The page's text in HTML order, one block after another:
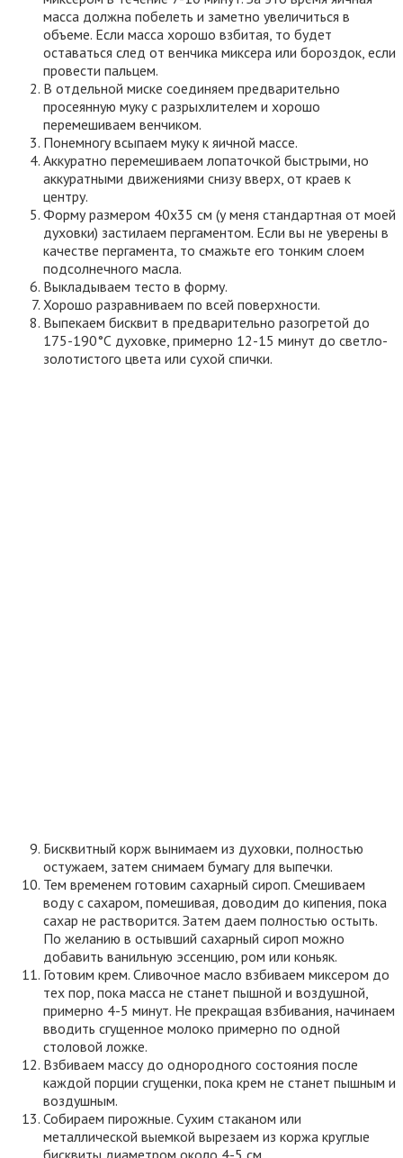
масса должна побелеть и заметно увеличиться в
объеме. Если масса хорошо взбитая, то будет
оставаться след от венчика миксера или бороздок, если
провести пальцем.
В отдельной миске соединяем предварительно
просеянную муку с разрыхлителем и хорошо
перемешиваем венчиком.
Понемногу всыпаем муку к яичной массе.
Аккуратно перемешиваем лопаточкой быстрыми, но
аккуратными движениями снизу вверх, от краев к
центру.
Форму размером 40х35 см (у меня стандартная от моей
духовки) застилаем пергаментом. Если вы не уверены в
качестве пергамента, то смажьте его тонким слоем
подсолнечного масла.
Выкладываем тесто в форму.
Хорошо разравниваем по всей поверхности.
Выпекаем бисквит в предварительно разогретой до
175-190°С духовке, примерно 12-15 минут до светло-
золотистого цвета или сухой спички.
Бисквитный корж вынимаем из духовки, полностью
остужаем, затем снимаем бумагу для выпечки.
Тем временем готовим сахарный сироп. Смешиваем
воду с сахаром, помешивая, доводим до кипения, пока
сахар не растворится. Затем даем полностью остыть.
По желанию в остывший сахарный сироп можно
добавить ванильную эссенцию, ром или коньяк.
Готовим крем. Сливочное масло взбиваем миксером до
тех пор, пока масса не станет пышной и воздушной,
примерно 4-5 минут. Не прекращая взбивания, начинаем
вводить сгущенное молоко примерно по одной
столовой ложке.
Взбиваем массу до однородного состояния после
каждой порции сгущенки, пока крем не станет пышным и
воздушным.
Собираем пирожные. Сухим стаканом или
металлической выемкой вырезаем из коржа круглые
бисквиты диаметром около 4-5 см.